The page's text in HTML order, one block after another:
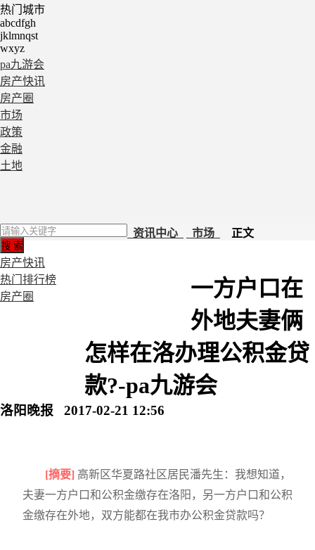
热门城市
abcdfgh
jklmnqst
wxyz
pa九游会
房产快讯
房产圈
市场
政策
金融
土地
房产快讯
热门排行榜
房产圈
资讯中心 市场 正文
一方户口在
外地夫妻俩
怎样在洛办理公积金贷
款?-pa九游会
洛阳晚报 2017-02-21 12:56
[摘要] 高新区华夏路社区居民潘先生：我想知道，
夫妻一方户口和公积金缴存在洛阳，另一方户口和公积
金缴存在外地，双方能都在我市办公积金贷款吗？